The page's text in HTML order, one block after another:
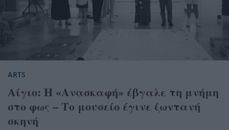
ARTS
Αίγιο: Η «Ανασκαφή» έβγαλε τη μνήμη
στο φως – Το μουσείο έγινε ζωντανή
σκηνή